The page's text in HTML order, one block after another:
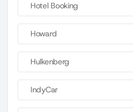
Hotel Booking
Howard
Hulkenberg
IndyCar